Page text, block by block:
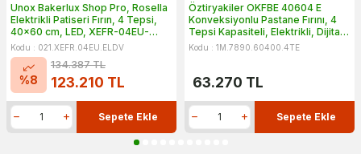
Unox Bakerlux Shop Pro, Rosella
Elektrikli Patiseri Fırın, 4 Tepsi,
40x60 cm, LED, XEFR-04EU-
ELDV
Kodu : 021.XEFR.04EU.ELDV
%8
134.387TL
123.210 TL
Sepete Ekle
Öztiryakiler OKFBE 40604 E
Konveksiyonlu Pastane Fırını, 4
Tepsi Kapasiteli, Elektrikli, Dijital,
40x60 cm
Kodu : 1M.7890.60400.4TE
63.270 TL
Sepete Ekle